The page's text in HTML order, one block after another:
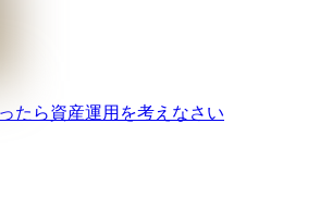
たら資産運用を考えなさい